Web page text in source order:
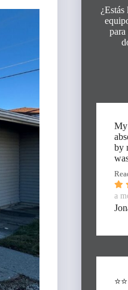
para
My
by
a